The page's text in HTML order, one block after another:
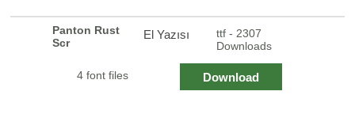
Panton Rust
Scr
El Yazısı
ttf - 2307
Downloads
4 font files Download